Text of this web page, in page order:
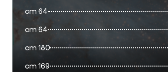
64 cm
64 cm
180 cm
169 cm